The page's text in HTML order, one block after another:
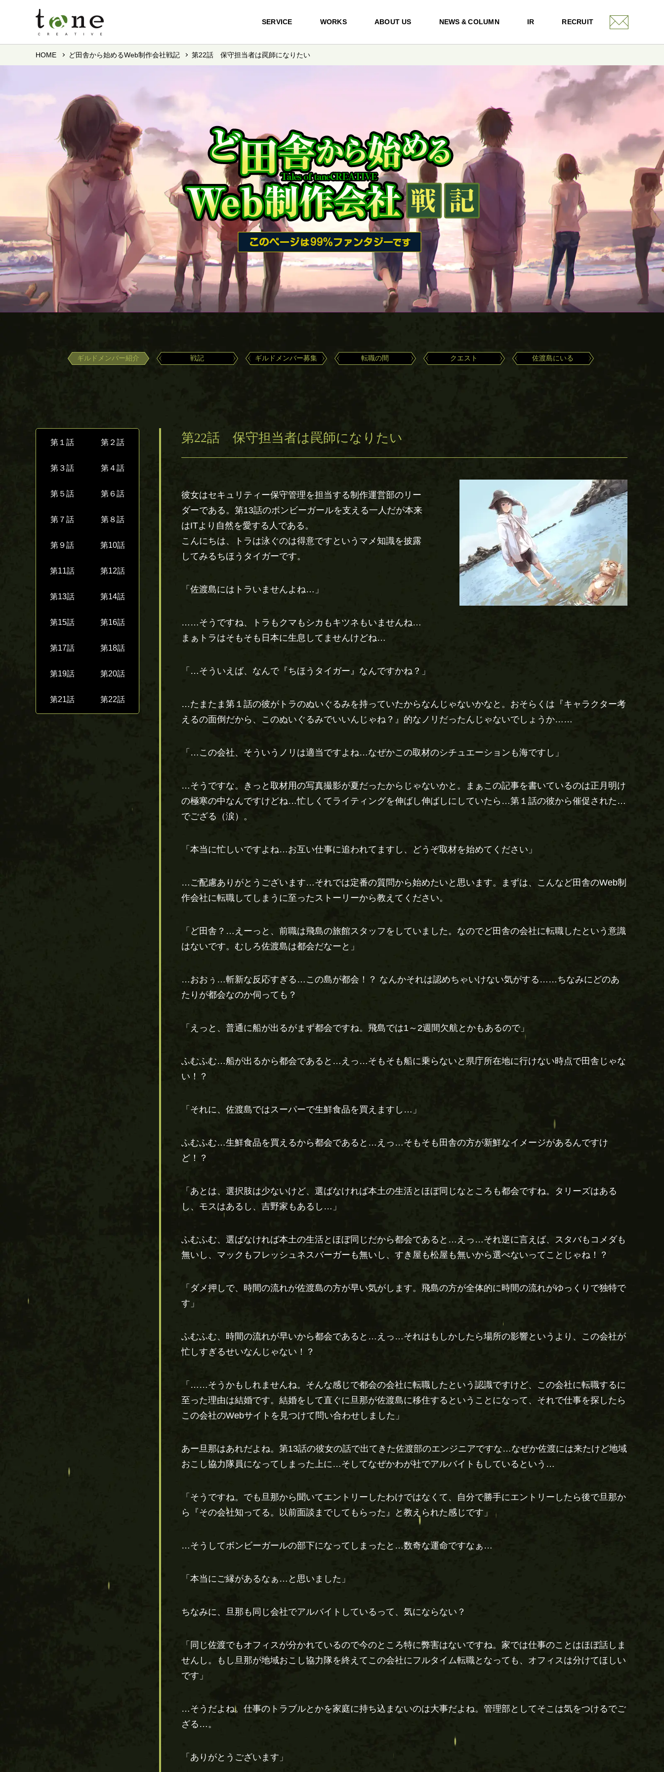
SERVICE WORKS ABOUT US NEWS & COLUMN IR RECRUIT
HOME ど田舎から始めるWeb制作会社戦記 第22話 保守担当者は罠師になりたい
ギルドメンバー紹介 戦記 ギルドメンバー募集 転職の間 クエスト 佐渡島にいる
第22話 保守担当者は罠師になりたい
彼女はセキュリティー保守管理を担当する制作運営部のリー
ダーである。第13話のボンビーガールを支える一人だが本来
はITより自然を愛する人である。
こんにちは、トラは泳ぐのは得意ですというマメ知識を披露
してみるちほうタイガーです。
「佐渡島にはトラいませんよね…」
……そうですね、トラもクマもシカもキツネもいませんね…
まぁトラはそもそも日本に生息してませんけどね…
「…そういえば、なんで『ちほうタイガー』なんですかね？」
…たまたま第１話の彼がトラのぬいぐるみを持っていたからなんじゃないかなと。おそらくは『キャラクター考
えるの面倒だから、このぬいぐるみでいいんじゃね？』的なノリだったんじゃないでしょうか……
「…この会社、そういうノリは適当ですよね…なぜかこの取材のシチュエーションも海ですし」
…そうですな。きっと取材用の写真撮影が夏だったからじゃないかと。まぁこの記事を書いているのは正月明け
の極寒の中なんですけどね…忙しくてライティングを伸ばし伸ばしにしていたら…第１話の彼から催促された…
でござる（涙）。
「本当に忙しいですよね…お互い仕事に追われてますし、どうぞ取材を始めてください」
…ご配慮ありがとうございます…それでは定番の質問から始めたいと思います。まずは、こんなど田舎のWeb制
作会社に転職してしまうに至ったストーリーから教えてください。
「ど田舎？…えーっと、前職は飛島の旅館スタッフをしていました。なのでど田舎の会社に転職したという意識
はないです。むしろ佐渡島は都会だなーと」
…おおぅ…斬新な反応すぎる…この島が都会！？ なんかそれは認めちゃいけない気がする……ちなみにどのあ
たりが都会なのか伺っても？
「えっと、普通に船が出るがまず都会ですね。飛島では1～2週間欠航とかもあるので」
ふむふむ…船が出るから都会であると…えっ…そもそも船に乗らないと県庁所在地に行けない時点で田舎じゃな
い！？
「それに、佐渡島ではスーパーで生鮮食品を買えますし…」
ふむふむ…生鮮食品を買えるから都会であると…えっ…そもそも田舎の方が新鮮なイメージがあるんですけ
ど！？
「あとは、選択肢は少ないけど、選ばなければ本土の生活とほぼ同じなところも都会ですね。タリーズはある
し、モスはあるし、吉野家もあるし…」
ふむふむ、選ばなければ本土の生活とほぼ同じだから都会であると…えっ…それ逆に言えば、スタバもコメダも
無いし、マックもフレッシュネスバーガーも無いし、すき屋も松屋も無いから選べないってことじゃね！？
「ダメ押しで、時間の流れが佐渡島の方が早い気がします。飛島の方が全体的に時間の流れがゆっくりで独特で
す」
ふむふむ、時間の流れが早いから都会であると…えっ…それはもしかしたら場所の影響というより、この会社が
忙しすぎるせいなんじゃない！？
「……そうかもしれませんね。そんな感じで都会の会社に転職したという認識ですけど、この会社に転職するに
至った理由は結婚です。結婚をして直ぐに旦那が佐渡島に移住するということになって、それで仕事を探したら
この会社のWebサイトを見つけて問い合わせしました」
あー旦那はあれだよね。第13話の彼女の話で出てきた佐渡部のエンジニアですな…なぜか佐渡には来たけど地域
おこし協力隊員になってしまった上に…そしてなぜかわが社でアルバイトもしているという…
「そうですね。でも旦那から聞いてエントリーしたわけではなくて、自分で勝手にエントリーしたら後で旦那か
ら『その会社知ってる。以前面談までしてもらった』と教えられた感じです」
…そうしてボンビーガールの部下になってしまったと…数奇な運命ですなぁ…
「本当にご縁があるなぁ…と思いました」
ちなみに、旦那も同じ会社でアルバイトしているって、気にならない？
「同じ佐渡でもオフィスが分かれているので今のところ特に弊害はないですね。家では仕事のことはほぼ話しま
せんし。もし旦那が地域おこし協力隊を終えてこの会社にフルタイム転職となっても、オフィスは分けてほしい
です」
…そうだよね。仕事のトラブルとかを家庭に持ち込まないのは大事だよね。管理部としてそこは気をつけるでご
ざる…。
「ありがとうございます」
第１話 第２話
第３話 第４話
第５話 第６話
第７話 第８話
第９話 第10話
第11話 第12話
第13話 第14話
第15話 第16話
第17話 第18話
第19話 第20話
第21話 第22話